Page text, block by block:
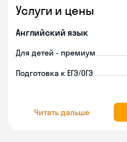
Услуги и цены
Английский язык
Для детей - премиум
Подготовка к ЕГЭ/ОГЭ
Читать дальше